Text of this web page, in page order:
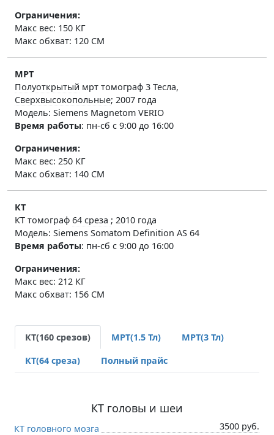
Ограничения:
Макс вес: 150 КГ
Макс обхват: 120 СМ
МРТ
Полуоткрытый мрт томограф 3 Тесла,
Сверхвысокопольные; 2007 года
Модель: Siemens Magnetom VERIO
Время работы: пн-сб с 9:00 до 16:00
Ограничения:
Макс вес: 250 КГ
Макс обхват: 140 СМ
КТ
КТ томограф 64 среза ; 2010 года
Модель: Siemens Somatom Definition AS 64
Время работы: пн-сб с 9:00 до 16:00
Ограничения:
Макс вес: 212 КГ
Макс обхват: 156 СМ
КТ(160 срезов) МРТ(1.5 Тл)
МРТ(3 Тл)
КТ(64 среза)
Полный прайс
КТ головы и шеи
КТ головного мозга
3500 руб.